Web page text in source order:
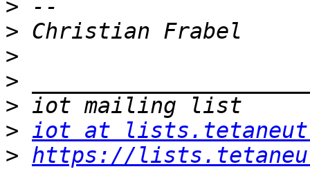
>
>
>
>
>
> iot at
> https://